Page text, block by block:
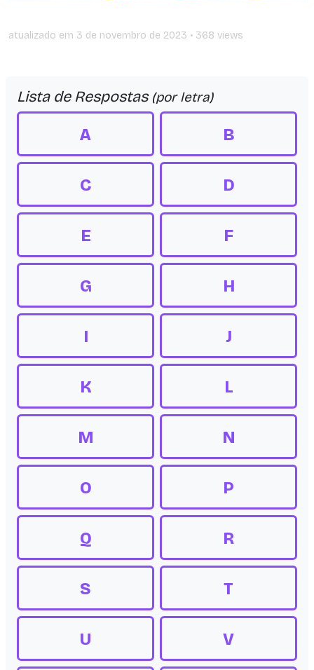
atualizado em 3 de novembro de 2023 • 368 views
Lista de Respostas (por letra)
A B
C D
E F
G H
I J
K L
M N
O P
Q R
S T
U V